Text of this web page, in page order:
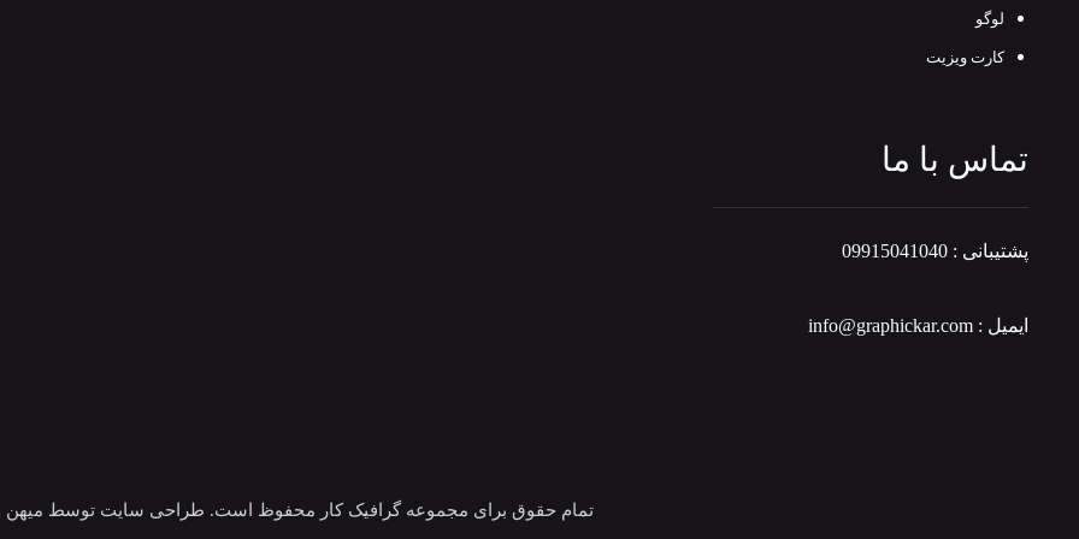
لوگو
کارت ویزیت
تماس با ما
پشتیبانی : 09915041040
ایمیل : info@graphickar.com
تمام حقوق برای مجموعه گرافیک کار محفوظ است. طراحی سایت توسط میهن